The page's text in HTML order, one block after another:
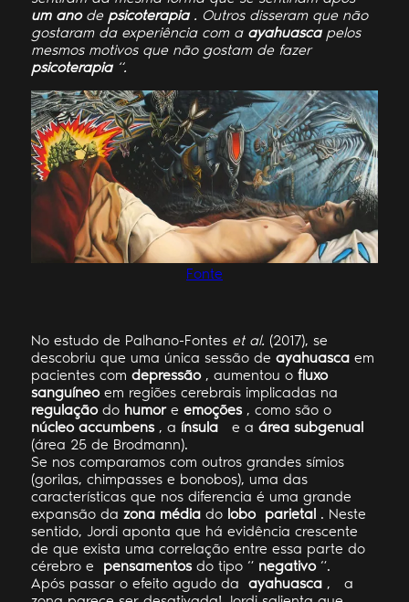
um anode psicoterapia. Outros disseram que não
gostaram da experiência com a ayahuascapelos
mesmos motivos que não gostam de fazer
psicoterapia“.
Fonte
No estudo de Palhano-Fontes et al. (2017), se
descobriu que uma única sessão de ayahuascaem
pacientes com depressão, aumentou o fluxo
sanguíneoem regiões cerebrais implicadas na
regulaçãodo humore emoções, como são o
núcleo accumbens, a ínsulae a área subgenual
(área 25 de Brodmann).
Se nos comparamos com outros grandes símios
(gorilas, chimpasses e bonobos), uma das
características que nos diferencia é uma grande
expansão da zona médiado lobo parietal . Neste
sentido, Jordi aponta que há evidência crescente
de que exista uma correlação entre essa parte do
cérebro e
pensamentosdo tipo “ negativo“.
Após passar o efeito agudo da ayahuasca,
a